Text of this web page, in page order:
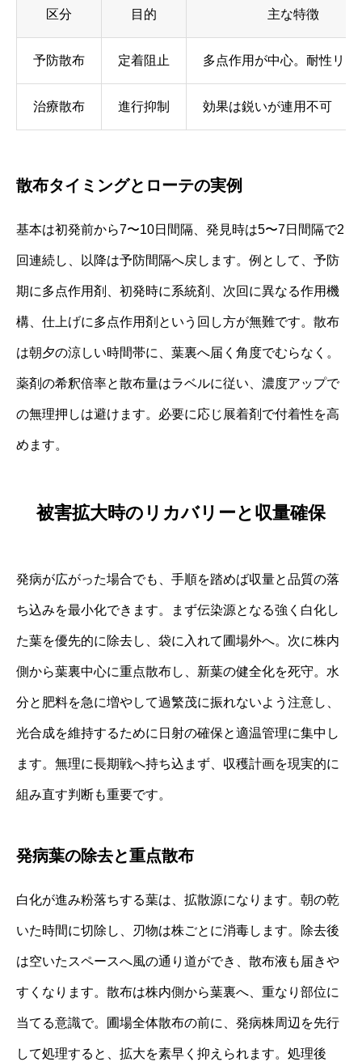
区分 目的 主な特徴
予防散布 定着阻止 多点作用が中心。耐性リス
治療散布 進行抑制 効果は鋭いが連用不可
散布タイミングとローテの実例
基本は初発前から7〜10日間隔、発見時は5〜7日間隔で2
回連続し、以降は予防間隔へ戻します。例として、予防
期に多点作用剤、初発時に系統剤、次回に異なる作用機
構、仕上げに多点作用剤という回し方が無難です。散布
は朝夕の涼しい時間帯に、葉裏へ届く角度でむらなく。
薬剤の希釈倍率と散布量はラベルに従い、濃度アップで
の無理押しは避けます。必要に応じ展着剤で付着性を高
めます。
被害拡大時のリカバリーと収量確保
発病が広がった場合でも、手順を踏めば収量と品質の落
ち込みを最小化できます。まず伝染源となる強く白化し
た葉を優先的に除去し、袋に入れて圃場外へ。次に株内
側から葉裏中心に重点散布し、新葉の健全化を死守。水
分と肥料を急に増やして過繁茂に振れないよう注意し、
光合成を維持するために日射の確保と適温管理に集中し
ます。無理に長期戦へ持ち込まず、収穫計画を現実的に
組み直す判断も重要です。
発病葉の除去と重点散布
白化が進み粉落ちする葉は、拡散源になります。朝の乾
いた時間に切除し、刃物は株ごとに消毒します。除去後
は空いたスペースへ風の通り道ができ、散布液も届きや
すくなります。散布は株内側から葉裏へ、重なり部位に
当てる意識で。圃場全体散布の前に、発病株周辺を先行
して処理すると、拡大を素早く抑えられます。処理後